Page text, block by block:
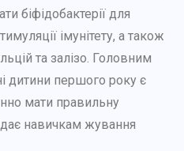
біфідобактерії для
імунітету, а також
та залізо. Головним
дитини першого року є
мати правильну
навичкам жування